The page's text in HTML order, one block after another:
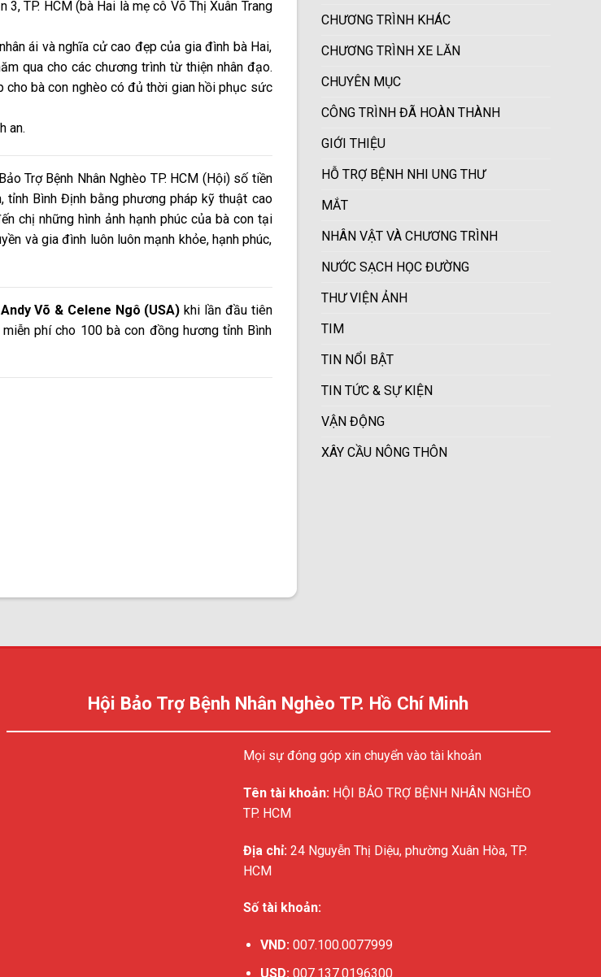
3, TP. HCM (bà Hai là mẹ cô Võ Thị Xuân Trang
ái và nghĩa cử cao đẹp của gia đình bà Hai,
qua cho các chương trình từ thiện nhân đạo.
bà con nghèo có đủ thời gian hồi phục sức
an.
Trợ Bệnh Nhân Nghèo TP. HCM (Hội) số tiền
tỉnh Bình Định bằng phương pháp kỹ thuật cao
chị những hình ảnh hạnh phúc của bà con tại
và gia đình luôn luôn mạnh khỏe, hạnh phúc,
Võ & Celene Ngô (USA) khi lần đầu tiên
phí cho 100 bà con đồng hương tỉnh Bình
CHƯƠNG TRÌNH KHÁC
CHƯƠNG TRÌNH XE LĂN
CHUYÊN MỤC
CÔNG TRÌNH ĐÃ HOÀN THÀNH
GIỚI THIỆU
HỖ TRỢ BỆNH NHI UNG THƯ
MẮT
NHÂN VẬT VÀ CHƯƠNG TRÌNH
NƯỚC SẠCH HỌC ĐƯỜNG
THƯ VIỆN ẢNH
TIM
TIN NỔI BẬT
TIN TỨC & SỰ KIỆN
VẬN ĐỘNG
XÂY CẦU NÔNG THÔN
Hội Bảo Trợ Bệnh Nhân Nghèo TP. Hồ Chí Minh
Mọi sự đóng góp xin chuyển vào tài khoản
Tên tài khoản: HỘI BẢO TRỢ BỆNH NHÂN NGHÈO
TP. HCM
Địa chỉ: 24 Nguyễn Thị Diệu, phường Xuân Hòa, TP.
HCM
Số tài khoản:
VND: 007.100.0077999
USD: 007.137.0196300